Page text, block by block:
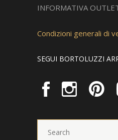
INFORMATIVA
Condizioni generali di
SEGUI BORTOLUZZI